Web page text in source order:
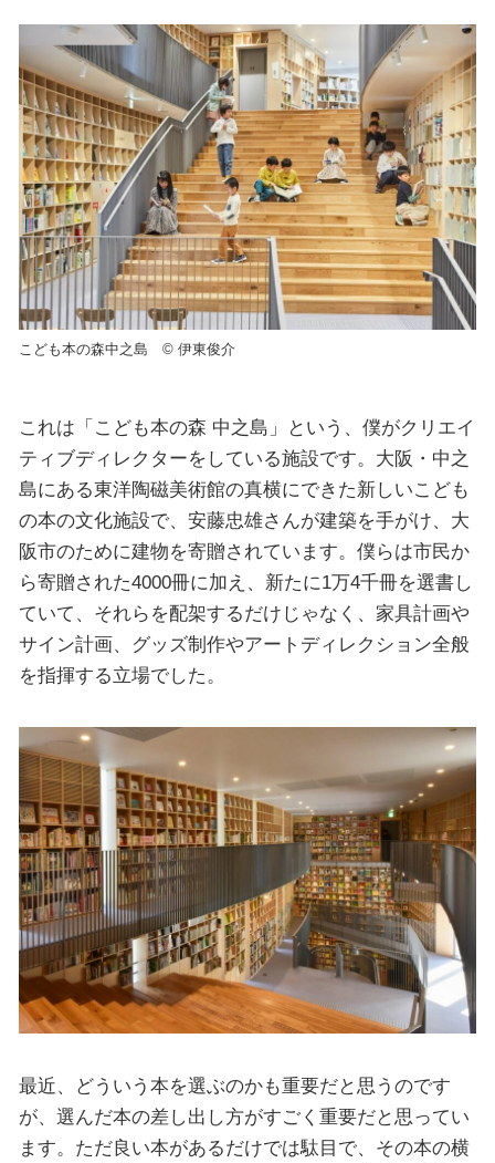
こども本の森中之島 © 伊東俊介
これは「こども本の森 中之島」という、僕がクリエイ
ティブディレクターをしている施設です。大阪・中之
島にある東洋陶磁美術館の真横にできた新しいこども
の本の文化施設で、安藤忠雄さんが建築を手がけ、大
阪市のために建物を寄贈されています。僕らは市民か
ら寄贈された4000冊に加え、新たに1万4千冊を選書し
ていて、それらを配架するだけじゃなく、家具計画や
サイン計画、グッズ制作やアートディレクション全般
を指揮する立場でした。
最近、どういう本を選ぶのかも重要だと思うのです
が、選んだ本の差し出し方がすごく重要だと思ってい
ます。ただ良い本があるだけでは駄目で、その本の横